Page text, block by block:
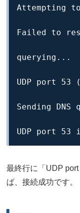
Attempting
Failed to
querying...
UDP port 53
Sending
UDP port 53
最終行に「UDP
ば、接続成功です。